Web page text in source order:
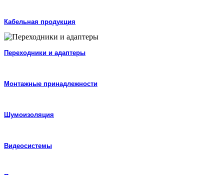
Кабельная продукция
Переходники и адаптеры
Монтажные принадлежности
Шумоизоляция
Видеосистемы